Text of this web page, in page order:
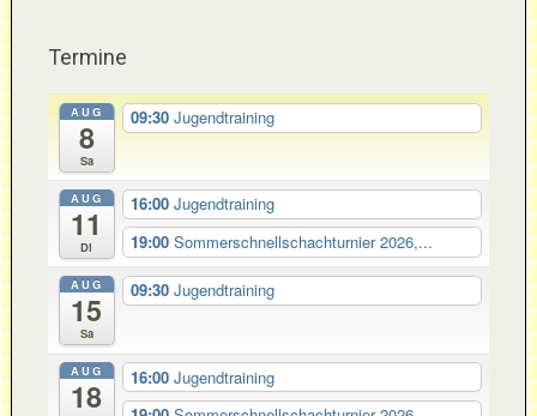
Termine
AUG
8
Sa
09:30 Jugendtraining
AUG
11
Di
16:00 Jugendtraining
19:00 Sommerschnellschachturnier 2026,...
AUG
15
Sa
09:30 Jugendtraining
AUG
18
16:00 Jugendtraining